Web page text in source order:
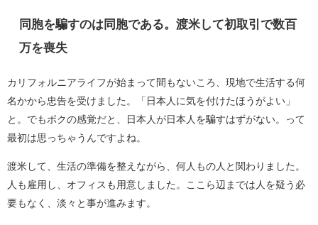
同胞を騙すのは同胞である。渡米して初取引で数百
万を喪失
カリフォルニアライフが始まって間もないころ、現地で生活する何
名かから忠告を受けました。「日本人に気を付けたほうがよい」
と。でもボクの感覚だと、日本人が日本人を騙すはずがない。って
最初は思っちゃうんですよね。
渡米して、生活の準備を整えながら、何人もの人と関わりました。
人も雇用し、オフィスも用意しました。ここら辺までは人を疑う必
要もなく、淡々と事が進みます。